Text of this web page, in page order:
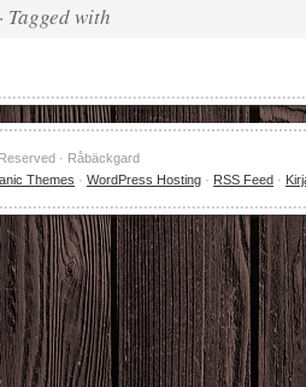
· Tagged with
· Råbäckgard
Themes · WordPress Hosting · RSS Feed ·